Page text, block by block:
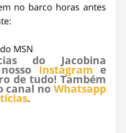
no barco horas antes
MSN
do Jacobina
Instagram e
de tudo! Também
canal no Whatsapp
.